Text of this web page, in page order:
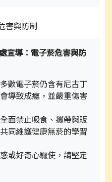
宣導：電子菸危害與防
多數電子菸仍含有尼古丁
導致成癮，並嚴重傷害
面禁止吸食、攜帶與販
同維護健康無菸的學習
或好奇心驅使，請堅定